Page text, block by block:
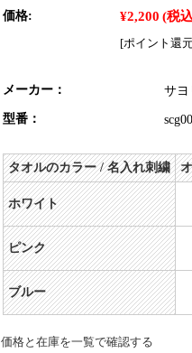
価格: ¥2,200 (税
[ポイント還
メーカー： サヨ
型番：
タオルのカラー / 名入れ刺繍
ホワイト
ピンク
ブルー
価格と在庫を一覧で確認する